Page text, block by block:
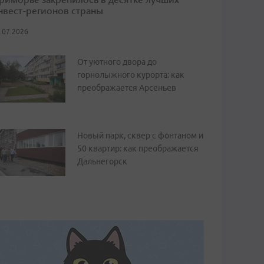
регионов страны
От уютного двора до
горнолыжного курорта: как
преображается Арсеньев
Новый парк, сквер с фонтаном и
50 квартир: как преображается
Дальнегорск